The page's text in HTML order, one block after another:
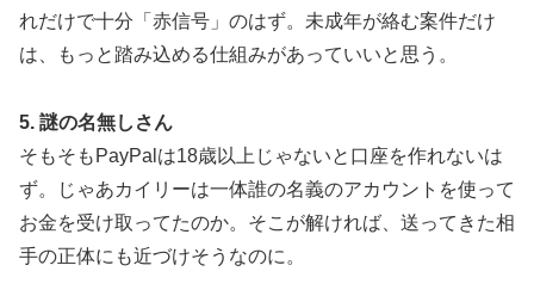
れだけで十分「赤信号」のはず。未成年が絡む案件だけ
は、もっと踏み込める仕組みがあっていいと思う。
5. 謎の名無しさん
そもそもPayPalは18歳以上じゃないと口座を作れないは
ず。じゃあカイリーは一体誰の名義のアカウントを使って
お金を受け取ってたのか。そこが解ければ、送ってきた相
手の正体にも近づけそうなのに。